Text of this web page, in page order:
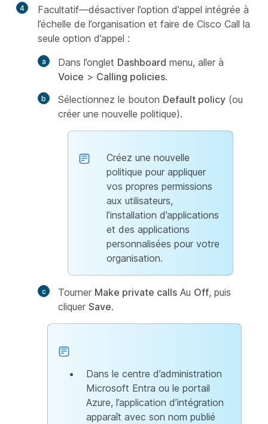
4
Facultatif––désactiver l’option d’appel intégrée à
l’échelle de l’organisation et faire de Cisco Call la
seule option d’appel :
Dans l’onglet Dashboard menu, aller à
Voice > Calling policies.
Sélectionnez le bouton Default policy (ou
créer une nouvelle politique).
Créez une nouvelle
politique pour appliquer
vos propres permissions
aux utilisateurs,
l’installation d’applications
et des applications
personnalisées pour votre
organisation.
Tourner Make private calls Au Off, puis
cliquer Save.
Dans le centre d’administration
Microsoft Entra ou le portail
Azure, l’application d’intégration
apparaît avec son nom publié